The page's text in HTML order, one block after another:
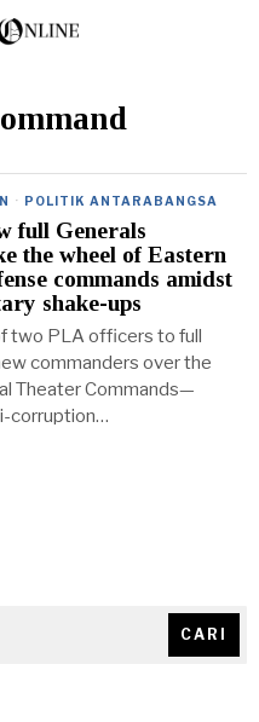
· POLITIK ANTARABANGSA
full Generals
the wheel of Eastern
commands amidst
shake-ups
two PLA officers to full
commanders over the
Theater Commands—
corruption…
CARI